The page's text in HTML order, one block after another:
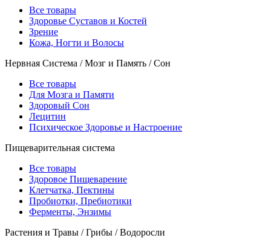
Все товары
Здоровье Суставов и Костей
Зрение
Кожа, Ногти и Волосы
Нервная Система / Мозг и Память / Сон
Все товары
Для Мозга и Памяти
Здоровый Сон
Лецитин
Психическое Здоровье и Настроение
Пищеварительная система
Все товары
Здоровое Пищеварение
Клетчатка, Пектины
Пробиотки, Пребиотики
Ферменты, Энзимы
Растения и Травы / Грибы / Водоросли